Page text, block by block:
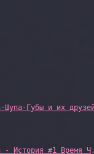
Шупа-Губы и их
- История #1 Время Ч